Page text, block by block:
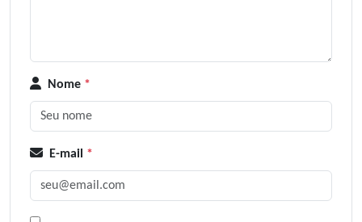
Nome *
E-mail *